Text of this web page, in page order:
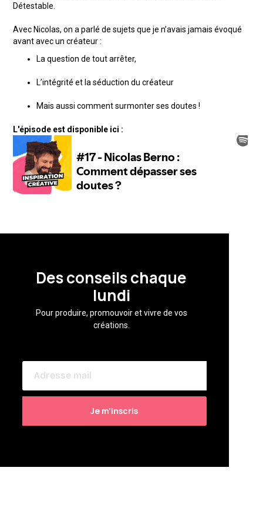
Détestable.
Avec Nicolas, on a parlé de sujets que je n’avais jamais évoqué
avant avec un créateur :
La question de tout arrêter,
L’intégrité et la séduction du créateur
Mais aussi comment surmonter ses doutes !
L'épisode est disponible ici :
Des conseils chaque
lundi
Pour produire, promouvoir et vivre de vos
créations.